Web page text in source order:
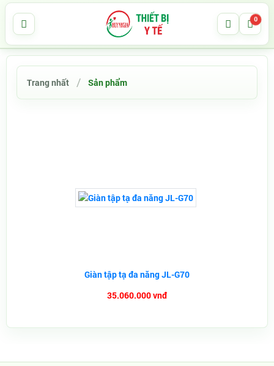
0
Trang nhất Sản phẩm
Giàn tập tạ đa năng JL-G70
35.060.000 vnđ